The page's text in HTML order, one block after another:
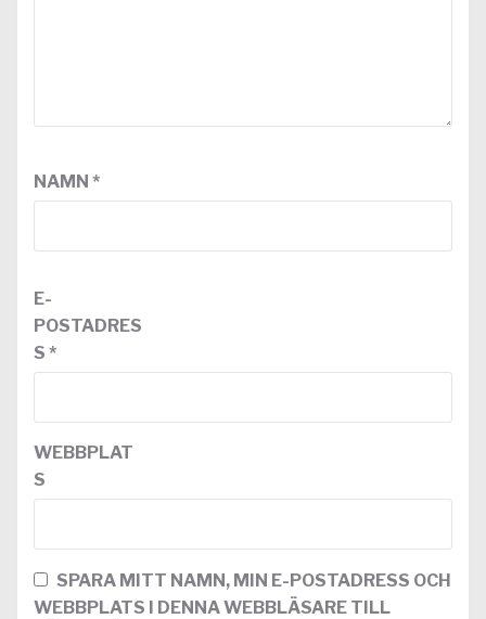
NAMN *
E-
POSTADRES
S *
WEBBPLAT
S
SPARA MITT NAMN, MIN E-POSTADRESS OCH
WEBBPLATS I DENNA WEBBLÄSARE TILL